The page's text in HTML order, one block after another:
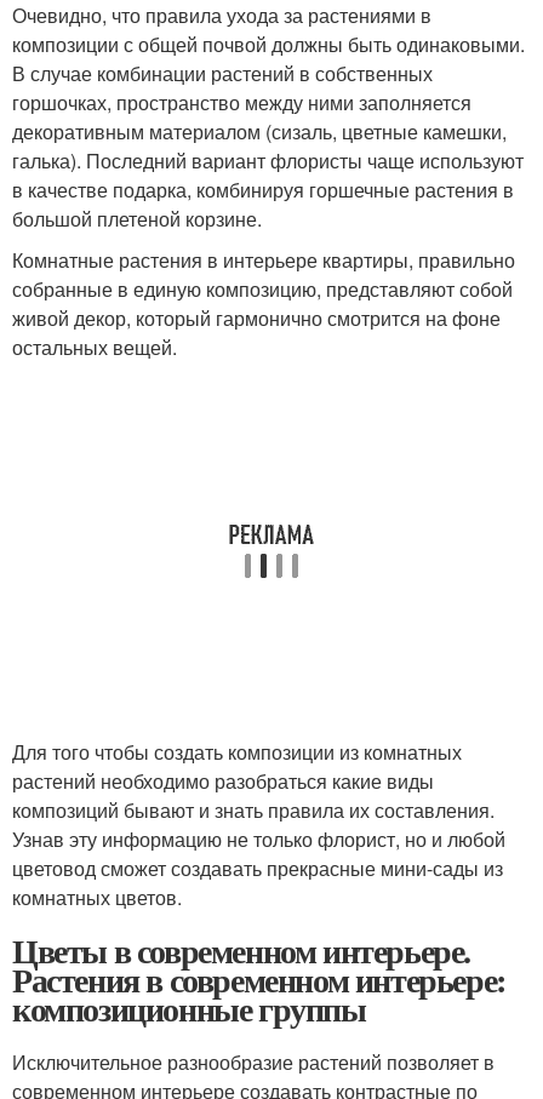
Очевидно, что правила ухода за растениями в
композиции с общей почвой должны быть одинаковыми.
В случае комбинации растений в собственных
горшочках, пространство между ними заполняется
декоративным материалом (сизаль, цветные камешки,
галька). Последний вариант флористы чаще используют
в качестве подарка, комбинируя горшечные растения в
большой плетеной корзине.
Комнатные растения в интерьере квартиры, правильно
собранные в единую композицию, представляют собой
живой декор, который гармонично смотрится на фоне
остальных вещей.
Для того чтобы создать композиции из комнатных
растений необходимо разобраться какие виды
композиций бывают и знать правила их составления.
Узнав эту информацию не только флорист, но и любой
цветовод сможет создавать прекрасные мини-сады из
комнатных цветов.
Цветы в современном интерьере.
Растения в современном интерьере:
композиционные группы
Исключительное разнообразие растений позволяет в
современном интерьере создавать контрастные по